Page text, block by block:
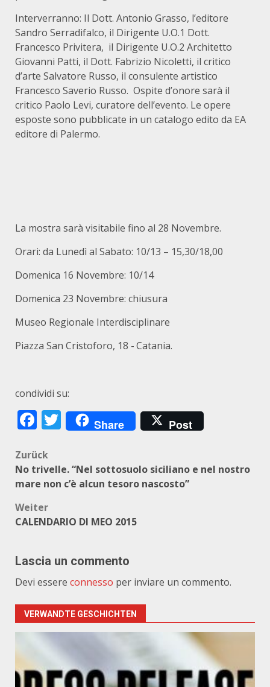
Interverranno: Il Dott. Antonio Grasso, l’editore
Sandro Serradifalco, il Dirigente U.O.1 Dott.
Francesco Privitera, il Dirigente U.O.2 Architetto
Giovanni Patti, il Dott. Fabrizio Nicoletti, il critico
d’arte Salvatore Russo, il consulente artistico
Francesco Saverio Russo. Ospite d’onore sarà il
critico Paolo Levi, curatore dell’evento. Le opere
esposte sono pubblicate in un catalogo edito da EA
editore di Palermo.
La mostra sarà visitabile fino al 28 Novembre.
Orari: da Lunedì al Sabato: 10/13 – 15,30/18,00
Domenica 16 Novembre: 10/14
Domenica 23 Novembre: chiusura
Museo Regionale Interdisciplinare
Piazza San Cristoforo, 18 - Catania.
condividi su:
Facebook
Twitter
Share Post
Beitragsnavigation
Zurück
No trivelle. “Nel sottosuolo siciliano e nel nostro
mare non c’è alcun tesoro nascosto”
Weiter
CALENDARIO DI MEO 2015
Lascia un commento
Devi essere connesso per inviare un commento.
VERWANDTE GESCHICHTEN